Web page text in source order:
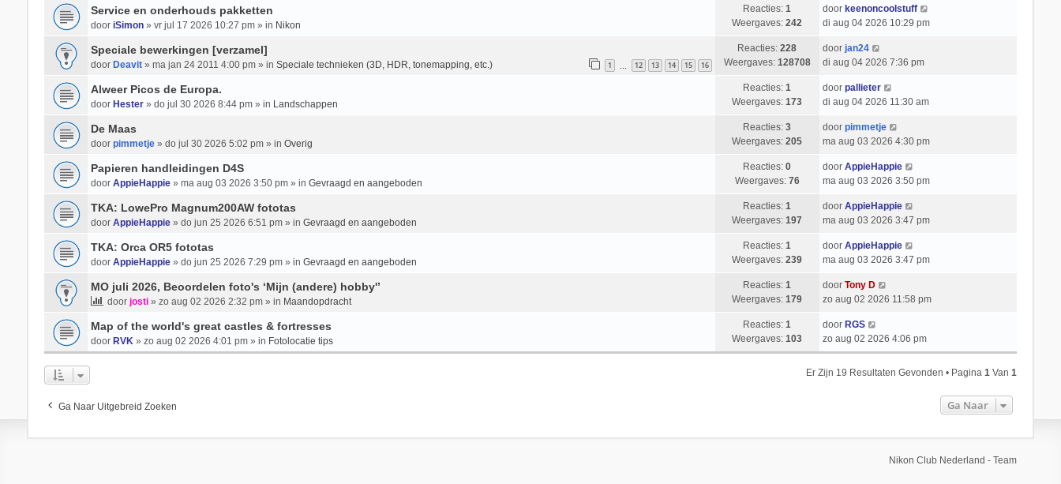
Service en onderhouds pakketten
door iSimon» vr jul 17 2026 10:27 pm » in Nikon
Reacties:1
Weergaves:242
door keenoncoolstuff
di aug 04 2026 10:29 pm
Speciale bewerkingen [verzamel]
door Deavit» ma jan 24 2011 4:00 pm » in Speciale technieken (3D, HDR, tonemapping, etc.) 1 12 13 14 15 16
Reacties:228
Weergaves: 128708
door jan24
di aug 04 2026 7:36 pm
Alweer Picos de Europa.
door Hester» do jul 30 2026 8:44 pm » in Landschappen
Reacties:1
Weergaves:173
door pallieter
di aug 04 2026 11:30 am
De Maas
door pimmetje» do jul 30 2026 5:02 pm » in Overig
Reacties:3
Weergaves:205
door pimmetje
ma aug 03 2026 4:30 pm
Papieren handleidingen D4S
door AppieHappie» ma aug 03 2026 3:50 pm » in Gevraagd en aangeboden
Reacties:0
Weergaves: 76
door AppieHappie
ma aug 03 2026 3:50 pm
TKA: LowePro Magnum200AW fototas
door AppieHappie» do jun 25 2026 6:51 pm » in Gevraagd en aangeboden
Reacties:1
Weergaves:197
door AppieHappie
ma aug 03 2026 3:47 pm
TKA: Orca OR5 fototas
door AppieHappie» do jun 25 2026 7:29 pm » in Gevraagd en aangeboden
Reacties:1
Weergaves:239
door AppieHappie
ma aug 03 2026 3:47 pm
MO juli 2026, Beoordelen foto's ‘Mijn (andere) hobby'’
door josti» zo aug 02 2026 2:32 pm » in Maandopdracht
Reacties:1
Weergaves:179
door Tony D
zo aug 02 2026 11:58 pm
Map of the world's great castles & fortresses
door RVK» zo aug 02 2026 4:01 pm » in Fotolocatie tips
Reacties:1
Weergaves:103
door RGS
zo aug 02 2026 4:06 pm
Er Zijn 19 Resultaten Gevonden • Pagina1 Van1
Ga Naar Uitgebreid Zoeken Ga Naar
Nikon Club Nederland - Team